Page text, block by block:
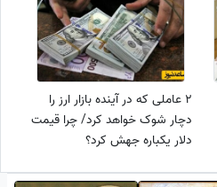
2 عاملی که در آینده بازار ارز را
دچار شوک خواهد کرد/ چرا قیمت
دلار یکباره جهش کرد؟